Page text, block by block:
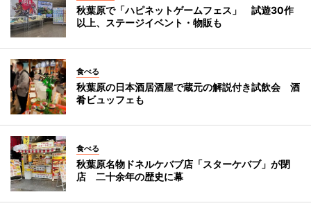
秋葉原で「ハピネットゲームフェス」 試遊30作
以上、ステージイベント・物販も
食べる
秋葉原の日本酒居酒屋で蔵元の解説付き試飲会 酒
肴ビュッフェも
食べる
秋葉原名物ドネルケバブ店「スターケバブ」が閉
店 二十余年の歴史に幕